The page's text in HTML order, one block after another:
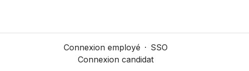
Connexion employé · SSO
Connexion candidat